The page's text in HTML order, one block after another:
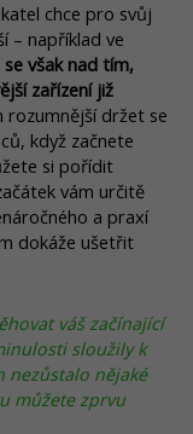
chce pro svůj
– například ve
však nad tím,
zařízení již
rozumnější držet se
když začnete
si pořídit
vám určitě
a praxí
dokáže ušetřit
váš začínající
sloužily k
nezůstalo nějaké
můžete zprvu